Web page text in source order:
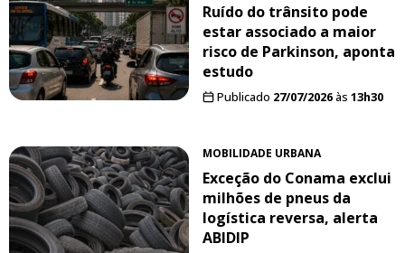
Ruído do trânsito pode
estar associado a maior
risco de Parkinson, aponta
estudo
Publicado 27/07/2026às 13h30
MOBILIDADE URBANA
Exceção do Conama exclui
milhões de pneus da
logística reversa, alerta
ABIDIP